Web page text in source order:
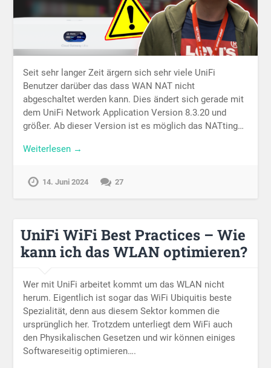
Seit sehr langer Zeit ärgern sich sehr viele UniFi
Benutzer darüber das dass WAN NAT nicht
abgeschaltet werden kann. Dies ändert sich gerade mit
dem UniFi Network Application Version 8.3.20 und
größer. Ab dieser Version ist es möglich das NATting…
Weiterlesen →
14. Juni 2024 27
UniFi WiFi Best Practices – Wie
kann ich das WLAN optimieren?
Wer mit UniFi arbeitet kommt um das WLAN nicht
herum. Eigentlich ist sogar das WiFi Ubiquitis beste
Spezialität, denn aus diesem Sektor kommen die
ursprünglich her. Trotzdem unterliegt dem WiFi auch
den Physikalischen Gesetzen und wir können einiges
Softwareseitig optimieren….